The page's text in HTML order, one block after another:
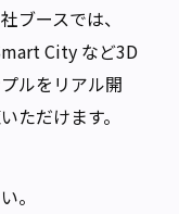
ブースでは、
City など3D
ルをリアル開
ただけます。
。